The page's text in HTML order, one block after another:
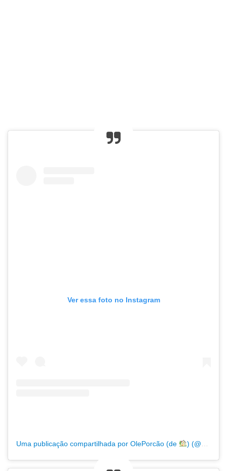
Ver essa foto no Instagram
Uma publicação compartilhada por OlePorcão (de ) (@oleporcao)